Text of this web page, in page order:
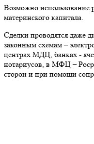
Возможно использование
материнского капитала.
Сделки проводятся даже
законным схемам –
центрах МДЦ, банках -
нотариусов, в МФЦ –
сторон и при помощи